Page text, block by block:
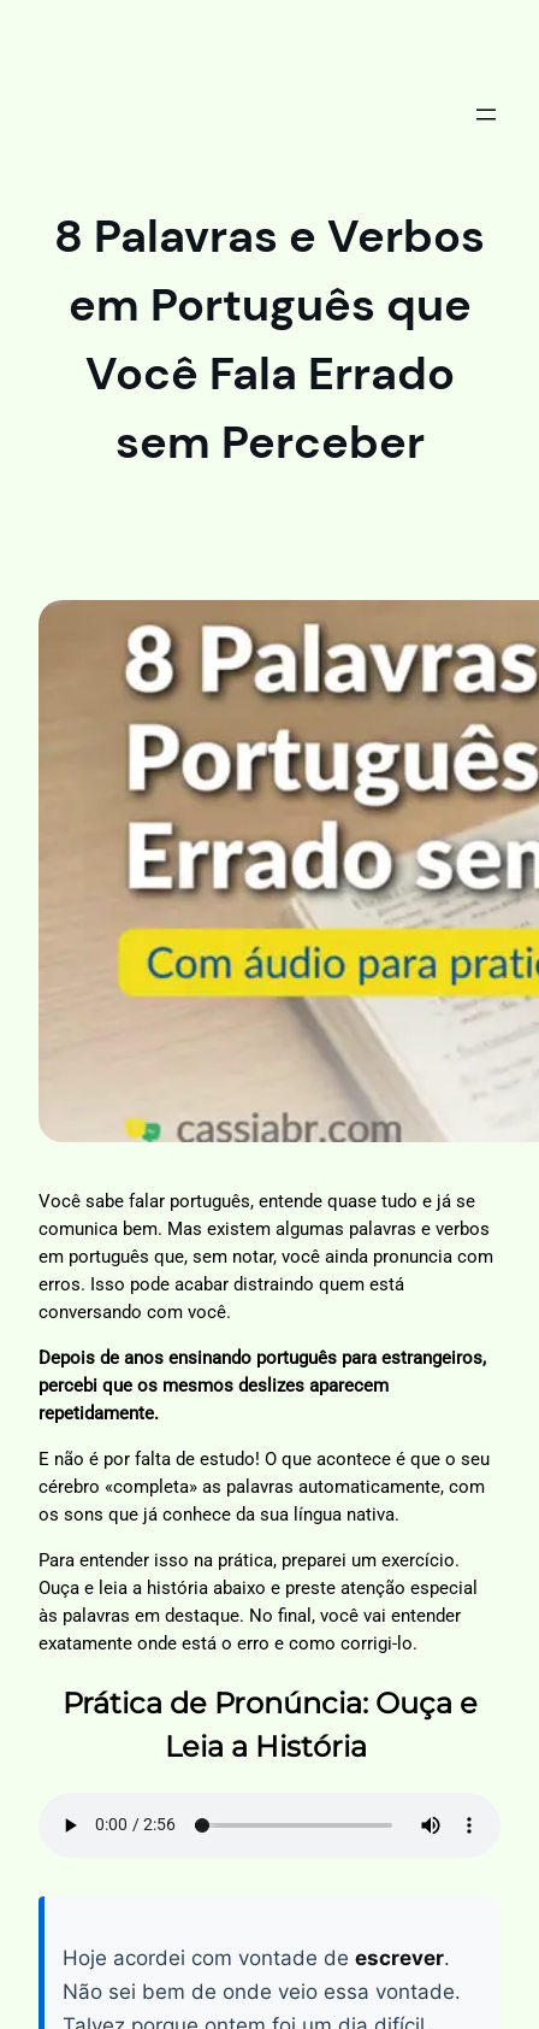
8 Palavras e Verbos
em Português que
Você Fala Errado
sem Perceber
Você sabe falar português, entende quase tudo e já se
comunica bem. Mas existem algumas palavras e verbos
em português que, sem notar, você ainda pronuncia com
erros. Isso pode acabar distraindo quem está
conversando com você.
Depois de anos ensinando português para estrangeiros,
percebi que os mesmos deslizes aparecem
repetidamente.
E não é por falta de estudo! O que acontece é que o seu
cérebro «completa» as palavras automaticamente, com
os sons que já conhece da sua língua nativa.
Para entender isso na prática, preparei um exercício.
Ouça e leia a história abaixo e preste atenção especial
às palavras em destaque. No final, você vai entender
exatamente onde está o erro e como corrigi-lo.
Prática de Pronúncia: Ouça e
Leia a História
Hoje acordei com vontade de escrever.
Não sei bem de onde veio essa vontade.